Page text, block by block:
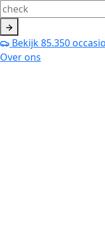
Bekijk85.350
Over ons